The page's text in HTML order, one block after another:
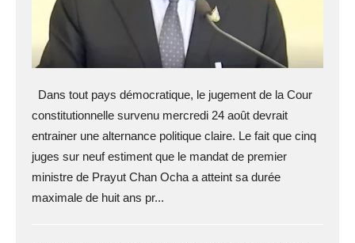
Dans tout pays démocratique, le jugement de la Cour
constitutionnelle survenu mercredi 24 août devrait
entrainer une alternance politique claire. Le fait que cinq
juges sur neuf estiment que le mandat de premier
ministre de Prayut Chan Ocha a atteint sa durée
maximale de huit ans pr...